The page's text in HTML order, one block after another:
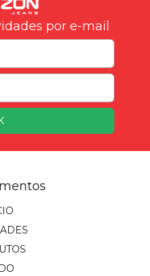
por e-mail